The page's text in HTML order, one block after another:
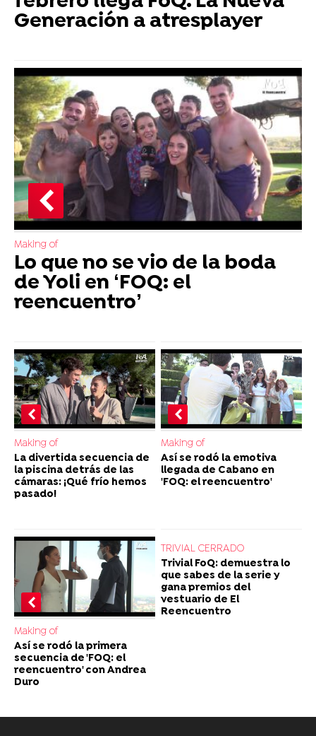
Generación a atresplayer
Making of
Lo que no se vio de la boda
de Yoli en ‘FOQ: el
reencuentro’
Making of
La divertida secuencia de
la piscina detrás de las
cámaras: ¡Qué frío hemos
pasado!
Making of
Así se rodó la emotiva
llegada de Cabano en
'FOQ: el reencuentro'
Making of
Así se rodó la primera
secuencia de 'FOQ: el
reencuentro' con Andrea
Duro
TRIVIAL CERRADO
Trivial FoQ: demuestra lo
que sabes de la serie y
gana premios del
vestuario de El
Reencuentro